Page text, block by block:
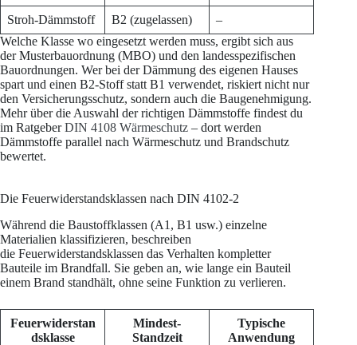
Stroh-Dämmstoff B2 (zugelassen)
–
Welche Klasse wo eingesetzt werden muss, ergibt sich aus
der Musterbauordnung (MBO) und den landesspezifischen
Bauordnungen. Wer bei der Dämmung des eigenen Hauses
spart und einen B2-Stoff statt B1 verwendet, riskiert nicht nur
den Versicherungsschutz, sondern auch die Baugenehmigung.
Mehr über die Auswahl der richtigen Dämmstoffe findest du
im RatgeberDIN 4108 Wärmeschutz – dort werden
Dämmstoffe parallel nach Wärmeschutz und Brandschutz
bewertet.
Die Feuerwiderstandsklassen nach DIN 4102-2
Während die Baustoffklassen (A1, B1 usw.) einzelne
Materialien klassifizieren, beschreiben
die Feuerwiderstandsklassen das Verhalten kompletter
Bauteile im Brandfall. Sie geben an, wie lange ein Bauteil
einem Brand standhält, ohne seine Funktion zu verlieren.
Feuerwiderstan
dsklasse
Mindest-
Standzeit
Typische
Anwendung